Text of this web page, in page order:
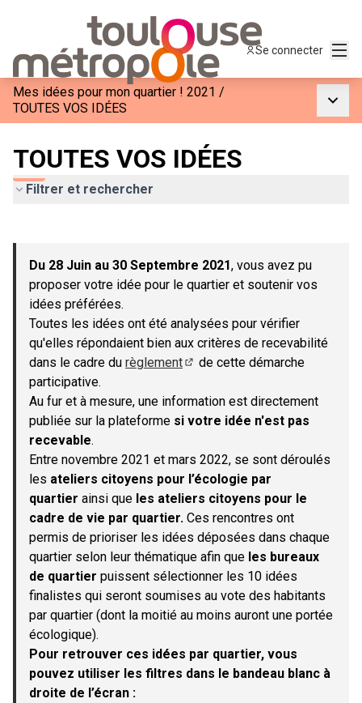
Se connecter
Mes idées pour mon quartier ! 2021 /
TOUTES VOS IDÉES
TOUTES VOS IDÉES
Filtrer et rechercher
−
Du 28 Juin au 30 Septembre 2021, vous avez pu
proposer votre idée pour le quartier et soutenir vos
idées préférées.
Toutes les idées ont été analysées pour vérifier
qu'elles répondaient bien aux critères de recevabilité
dans le cadre du règlement
de cette démarche
participative.
Au fur et à mesure, une information est directement
publiée sur la plateforme si votre idée n'est pas
recevable.
Entre novembre 2021 et mars 2022, se sont déroulés
les ateliers citoyens pour l’écologie par
quartier ainsi que les ateliers citoyens pour le
cadre de vie par quartier. Ces rencontres ont
permis de prioriser les idées déposées dans chaque
quartier selon leur thématique afin que les bureaux
de quartier puissent sélectionner les 10 idées
finalistes qui seront soumises au vote des habitants
par quartier (dont la moitié au moins auront une portée
écologique).
Pour retrouver ces idées par quartier, vous
pouvez utiliser les filtres dans le bandeau blanc à
droite de l’écran :